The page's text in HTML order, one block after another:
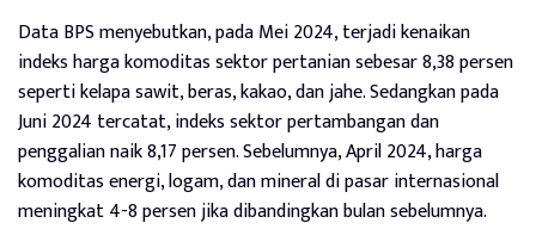
Data BPS menyebutkan, pada Mei 2024, terjadi kenaikan
indeks harga komoditas sektor pertanian sebesar 8,38 persen
seperti kelapa sawit, beras, kakao, dan jahe. Sedangkan pada
Juni 2024 tercatat, indeks sektor pertambangan dan
penggalian naik 8,17 persen. Sebelumnya, April 2024, harga
komoditas energi, logam, dan mineral di pasar internasional
meningkat 4-8 persen jika dibandingkan bulan sebelumnya.